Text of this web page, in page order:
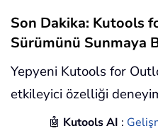
Son Dakika: Kutools
Sürümünü Sunmaya
Yepyeni Kutools for
etkileyici özelliği
🤖 Kutools AI :